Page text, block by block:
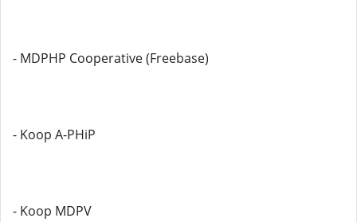
- MDPHP Cooperative (Freebase)
- Koop A-PHiP
- Koop MDPV